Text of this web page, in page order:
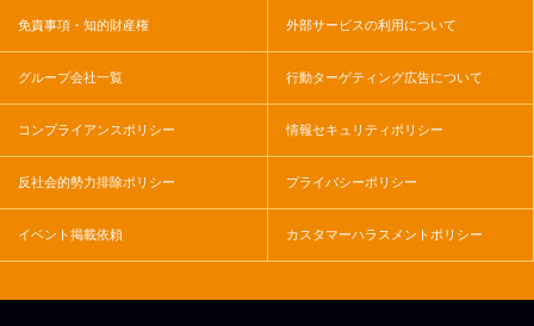
免責事項・知的財産権 外部サービスの利用について
グループ会社一覧 行動ターゲティング広告について
コンプライアンスポリシー 情報セキュリティポリシー
反社会的勢力排除ポリシー プライバシーポリシー
イベント掲載依頼 カスタマーハラスメントポリシー